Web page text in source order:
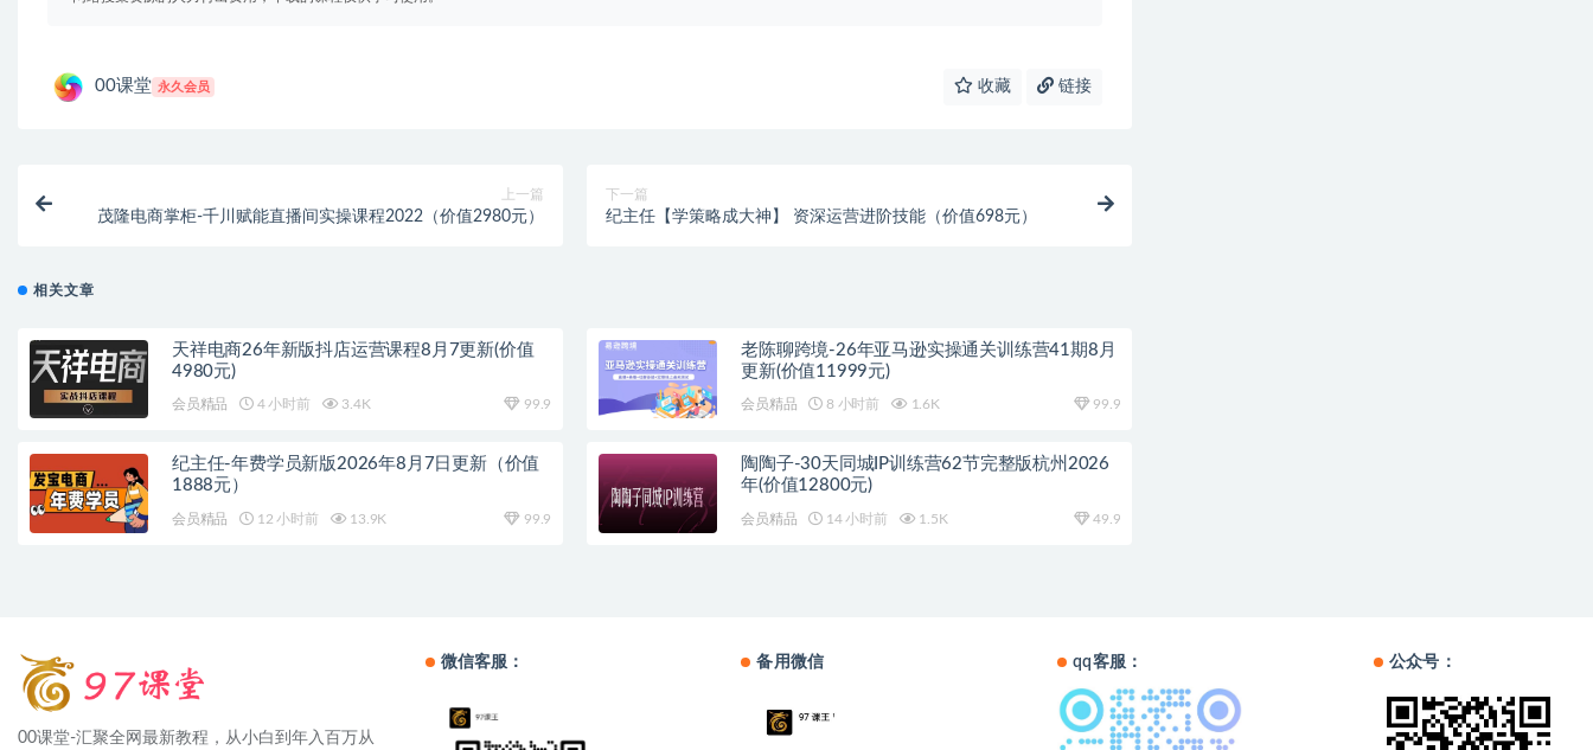
00课堂 永久会员 收藏 链接
上一篇
茂隆电商掌柜-千川赋能直播间实操课程2022（价值2980元）
下一篇
纪主任【学策略成大神】 资深运营进阶技能（价值698元）
相关文章
天祥电商26年新版抖店运营课程8月7更新(价值
4980元)
会员精品 4 小时前 3.4K 99.9
老陈聊跨境-26年亚马逊实操通关训练营41期8月
更新(价值11999元)
会员精品 8 小时前 1.6K 99.9
纪主任-年费学员新版2026年8月7日更新（价值
1888元）
会员精品 12 小时前 13.9K 99.9
陶陶子-30天同城IP训练营62节完整版杭州2026
年(价值12800元)
会员精品 14 小时前 1.5K 49.9
00课堂-汇聚全网最新教程，从小白到年入百万从
微信客服： 备用微信 qq客服： 公众号：